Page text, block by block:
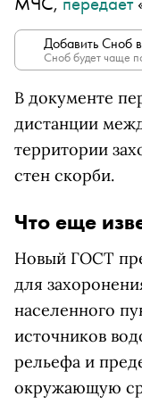
Добавить Сноб
Сноб будет чаще
В документе
дистанции
территории
стен скорби.
Что еще
Новый ГОСТ
для
населенного
источников
рельефа и
окружающую